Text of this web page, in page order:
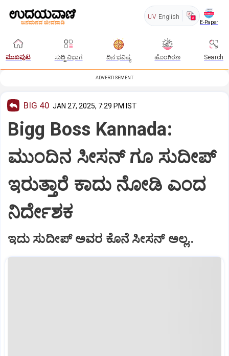
UV English
E-Paper
ಮುಖಪುಟ ಸುದ್ದಿ ವಿಭಾಗ ದಿನ ಭವಿಷ್ಯ ಹೊಂಗಿರಣ Search
ADVERTISEMENT
BIG 40 JAN 27, 2025, 7:29 PM IST
Bigg Boss Kannada:
ಮುಂದಿನ ಸೀಸನ್ ಗೂ ಸುದೀಪ್
ಇರುತ್ತಾರೆ ಕಾದು ನೋಡಿ ಎಂದ
ನಿರ್ದೇಶಕ
ಇದು ಸುದೀಪ್ ಅವರ ಕೊನೆ ಸೀಸನ್ ಅಲ್ಲ..